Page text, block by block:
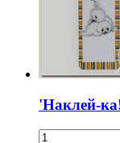
'Наклей-